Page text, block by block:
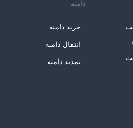
دامنه
خرید دامنه
انتقال دامنه
تمدید دامنه